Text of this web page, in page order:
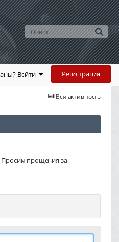
Войти Регистрация
Вся активность
Просим прощения за